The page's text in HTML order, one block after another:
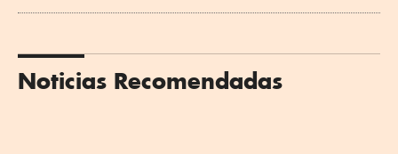
Noticias Recomendadas